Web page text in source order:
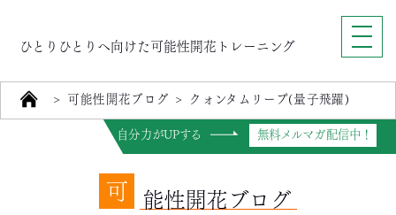
ひとりひとりへ向けた可能性開花トレーニング
> 可能性開花ブログ > クォンタムリープ(量子飛躍)
自分力がUPする
無料メルマガ配信中！
可 能性開花ブログ